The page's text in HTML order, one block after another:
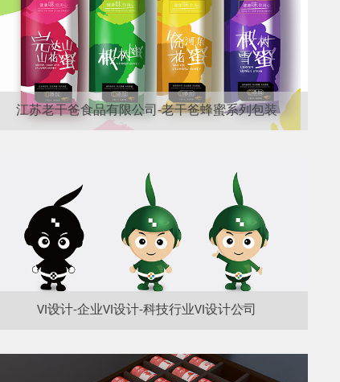
江苏老干爸食品有限公司-老干爸蜂蜜系列包装
VI设计-企业VI设计-科技行业VI设计公司